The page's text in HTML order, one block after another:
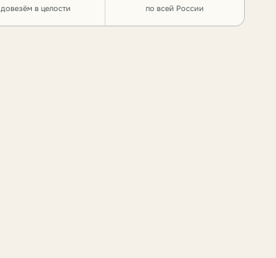
довезём в целости по всей России